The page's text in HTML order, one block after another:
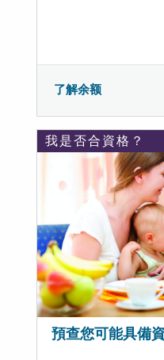
了解余额
我是否合資格？
預查您可能具備